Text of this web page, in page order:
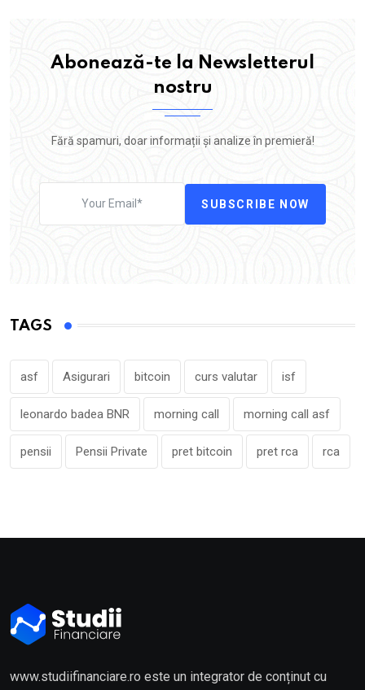
Abonează-te la Newsletterul
nostru
Fără spamuri, doar informații și analize în premieră!
SUBSCRIBE NOW
TAGS
asf Asigurari bitcoin curs valutar isf
leonardo badea BNR morning call morning call asf
pensii Pensii Private pret bitcoin pret rca rca
www.studiifinanciare.ro este un integrator de conținut cu